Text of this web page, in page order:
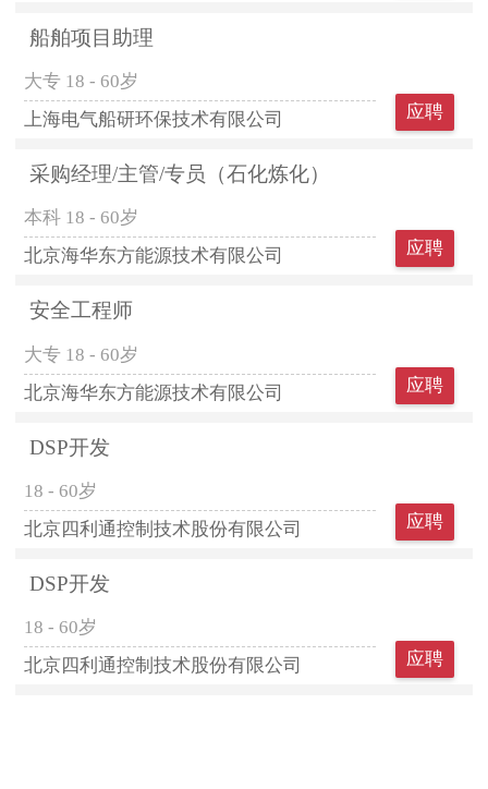
船舶项目助理
大专 18 - 60岁
上海电气船研环保技术有限公司
应聘
采购经理/主管/专员（石化炼化）
本科 18 - 60岁
北京海华东方能源技术有限公司
应聘
安全工程师
大专 18 - 60岁
北京海华东方能源技术有限公司
应聘
DSP开发
18 - 60岁
北京四利通控制技术股份有限公司
应聘
DSP开发
18 - 60岁
北京四利通控制技术股份有限公司
应聘